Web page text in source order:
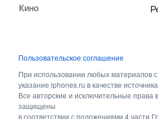
Кино
Пользовательское соглашение
При использовании любых материалов
указание iphones.ru в качестве
Все авторские и исключительные права
защищены
в соответствии с положениями 4 части